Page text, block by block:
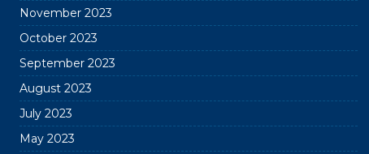
November 2023
October 2023
September 2023
August 2023
July 2023
May 2023